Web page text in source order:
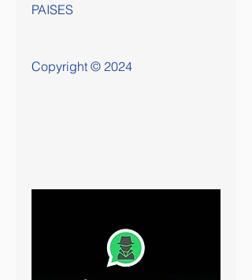
PAISES
Copyright © 2024